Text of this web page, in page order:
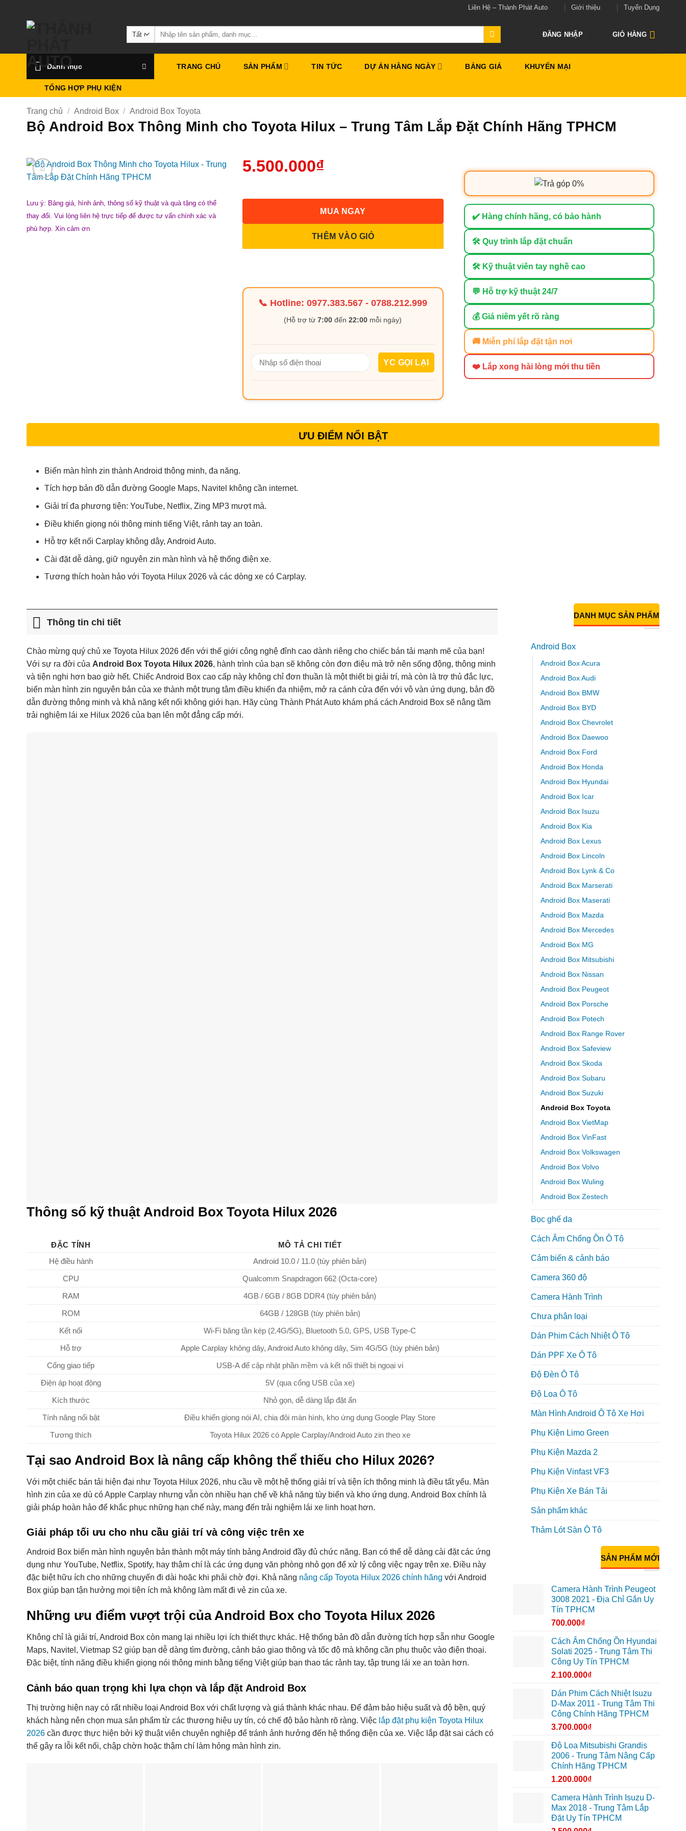
Liên Hệ – Thành Phát Auto Giới thiệu Tuyển Dụng
Tìm
kiếm:
ĐĂNG NHẬP GIỎ HÀNG
Danh mục TRANG CHỦ SẢN PHẨM TIN TỨC DỰ ÁN HẰNG NGÀY BẢNG GIÁ KHUYẾN MẠI
TỔNG HỢP PHỤ KIỆN
Trang chủ / Android Box / Android Box Toyota
Bộ Android Box Thông Minh cho Toyota Hilux – Trung Tâm Lắp Đặt Chính Hãng TPHCM
Lưu ý: Bảng giá, hình ảnh, thông số kỹ thuật và quà tặng có thể
thay đổi. Vui lòng liên hệ trực tiếp để được tư vấn chính xác và
phù hợp. Xin cảm ơn
5.500.000₫
THÊM VÀO GIỎ
MUA NGAY
📞 Hotline:0977.383.567 -0788.212.999
(Hỗ trợ từ7:00 đến22:00 mỗi ngày)
✔️ Hàng chính hãng, có bảo hành
🛠 Quy trình lắp đặt chuẩn
🛠 Kỹ thuật viên tay nghề cao
💬 Hỗ trợ kỹ thuật 24/7
💰 Giá niêm yết rõ ràng
🚚 Miễn phí lắp đặt tận nơi
❤️ Lắp xong hài lòng mới thu tiền
ƯU ĐIỂM NỔI BẬT
Biến màn hình zin thành Android thông minh, đa năng.
Tích hợp bản đồ dẫn đường Google Maps, Navitel không cần internet.
Giải trí đa phương tiện: YouTube, Netflix, Zing MP3 mượt mà.
Điều khiển giọng nói thông minh tiếng Việt, rảnh tay an toàn.
Hỗ trợ kết nối Carplay không dây, Android Auto.
Cài đặt dễ dàng, giữ nguyên zin màn hình và hệ thống điện xe.
Tương thích hoàn hảo với Toyota Hilux 2026 và các dòng xe có Carplay.
Thông tin chi tiết
Chào mừng quý chủ xe Toyota Hilux 2026 đến với thế giới công nghệ đỉnh cao dành riêng cho chiếc bán tải mạnh mẽ của bạn!
Với sự ra đời của Android Box Toyota Hilux 2026, hành trình của bạn sẽ không còn đơn điệu mà trở nên sống động, thông minh
và tiện nghi hơn bao giờ hết. Chiếc Android Box cao cấp này không chỉ đơn thuần là một thiết bị giải trí, mà còn là trợ thủ đắc lực,
biến màn hình zin nguyên bản của xe thành một trung tâm điều khiển đa nhiệm, mở ra cánh cửa đến với vô vàn ứng dụng, bản đồ
dẫn đường thông minh và khả năng kết nối không giới hạn. Hãy cùng Thành Phát Auto khám phá cách Android Box sẽ nâng tầm
trải nghiệm lái xe Hilux 2026 của bạn lên một đẳng cấp mới.
Thông số kỹ thuật Android Box Toyota Hilux 2026
ĐẶC TÍNH
MÔ TẢ CHI TIẾT
Hệ điều hành
Android 10.0 / 11.0 (tùy phiên bản)
CPU
Qualcomm Snapdragon 662 (Octa-core)
RAM
4GB / 6GB / 8GB DDR4 (tùy phiên bản)
ROM
64GB / 128GB (tùy phiên bản)
Kết nối
Wi-Fi băng tần kép (2.4G/5G), Bluetooth 5.0, GPS, USB Type-C
Hỗ trợ
Apple Carplay không dây, Android Auto không dây, Sim 4G/5G (tùy phiên bản)
Cổng giao tiếp
USB-A để cập nhật phần mềm và kết nối thiết bị ngoại vi
Điện áp hoạt động
5V (qua cổng USB của xe)
Kích thước
Nhỏ gọn, dễ dàng lắp đặt ẩn
Tính năng nổi bật
Điều khiển giọng nói AI, chia đôi màn hình, kho ứng dụng Google Play Store
Tương thích
Toyota Hilux 2026 có Apple Carplay/Android Auto zin theo xe
Tại sao Android Box là nâng cấp không thể thiếu cho Hilux 2026?
Với một chiếc bán tải hiện đại như Toyota Hilux 2026, nhu cầu về một hệ thống giải trí và tiện ích thông minh là điều tất yếu. Màn
hình zin của xe dù có Apple Carplay nhưng vẫn còn nhiều hạn chế về khả năng tùy biến và kho ứng dụng. Android Box chính là
giải pháp hoàn hảo để khắc phục những hạn chế này, mang đến trải nghiệm lái xe linh hoạt hơn.
Giải pháp tối ưu cho nhu cầu giải trí và công việc trên xe
Android Box biến màn hình nguyên bản thành một máy tính bảng Android đầy đủ chức năng. Bạn có thể dễ dàng cài đặt các ứng
dụng như YouTube, Netflix, Spotify, hay thậm chí là các ứng dụng văn phòng nhỏ gọn để xử lý công việc ngay trên xe. Điều này
đặc biệt hữu ích cho những chuyến đi dài hoặc khi phải chờ đợi. Khả năng nâng cấp Toyota Hilux 2026 chính hãng với Android
Box giúp bạn tận hưởng mọi tiện ích mà không làm mất đi vẻ zin của xe.
Những ưu điểm vượt trội của Android Box cho Toyota Hilux 2026
Không chỉ là giải trí, Android Box còn mang lại nhiều lợi ích thiết thực khác. Hệ thống bản đồ dẫn đường tích hợp sẵn như Google
Maps, Navitel, Vietmap S2 giúp bạn dễ dàng tìm đường, cảnh báo giao thông và tốc độ mà không cần phụ thuộc vào điện thoại.
Đặc biệt, tính năng điều khiển giọng nói thông minh bằng tiếng Việt giúp bạn thao tác rảnh tay, tập trung lái xe an toàn hơn.
Cảnh báo quan trọng khi lựa chọn và lắp đặt Android Box
Thị trường hiện nay có rất nhiều loại Android Box với chất lượng và giá thành khác nhau. Để đảm bảo hiệu suất và độ bền, quý
khách hàng nên chọn mua sản phẩm từ các thương hiệu uy tín, có chế độ bảo hành rõ ràng. Việc lắp đặt phụ kiện Toyota Hilux
2026 cần được thực hiện bởi kỹ thuật viên chuyên nghiệp để tránh ảnh hưởng đến hệ thống điện của xe. Việc lắp đặt sai cách có
thể gây ra lỗi kết nối, chập chờn hoặc thậm chí làm hỏng màn hình zin.
DANH MỤC SẢN PHẨM
Android Box
Android Box Acura
Android Box Audi
Android Box BMW
Android Box BYD
Android Box Chevrolet
Android Box Daewoo
Android Box Ford
Android Box Honda
Android Box Hyundai
Android Box Icar
Android Box Isuzu
Android Box Kia
Android Box Lexus
Android Box Lincoln
Android Box Lynk & Co
Android Box Marserati
Android Box Maserati
Android Box Mazda
Android Box Mercedes
Android Box MG
Android Box Mitsubishi
Android Box Nissan
Android Box Peugeot
Android Box Porsche
Android Box Potech
Android Box Range Rover
Android Box Safeview
Android Box Skoda
Android Box Subaru
Android Box Suzuki
Android Box Toyota
Android Box VietMap
Android Box VinFast
Android Box Volkswagen
Android Box Volvo
Android Box Wuling
Android Box Zestech
Bọc ghế da
Cách Âm Chống Ồn Ô Tô
Cảm biến & cảnh báo
Camera 360 độ
Camera Hành Trình
Chưa phân loại
Dán Phim Cách Nhiệt Ô Tô
Dán PPF Xe Ô Tô
Độ Đèn Ô Tô
Độ Loa Ô Tô
Màn Hình Android Ô Tô Xe Hơi
Phụ Kiện Limo Green
Phụ Kiện Mazda 2
Phụ Kiện Vinfast VF3
Phụ Kiện Xe Bán Tải
Sản phẩm khác
Thảm Lót Sàn Ô Tô
SẢN PHẨM MỚI
Camera Hành Trình Peugeot
3008 2021 - Địa Chỉ Gắn Uy
Tín TPHCM
700.000₫
Cách Âm Chống Ồn Hyundai
Solati 2025 - Trung Tâm Thi
Công Uy Tín TPHCM
2.100.000₫
Dán Phim Cách Nhiệt Isuzu
D-Max 2011 - Trung Tâm Thi
Công Chính Hãng TPHCM
3.700.000₫
Độ Loa Mitsubishi Grandis
2006 - Trung Tâm Nâng Cấp
Chính Hãng TPHCM
1.200.000₫
Camera Hành Trình Isuzu D-
Max 2018 - Trung Tâm Lắp
Đặt Uy Tín TPHCM